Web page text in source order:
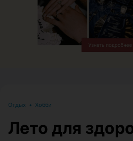
Отдых • Хобби
Лето для